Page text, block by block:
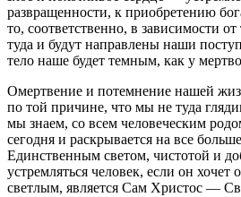
развращенности, к приобретению
то, соответственно, в зависимости
туда и будут направлены наши
тело наше будет темным, как у
Омертвение и потемнение нашей
по той причине, что мы не туда
мы знаем, со всем человеческим
сегодня и раскрывается на все
Единственным светом, чистотой и
устремляться человек, если он хочет
светлым, является Сам Христос —